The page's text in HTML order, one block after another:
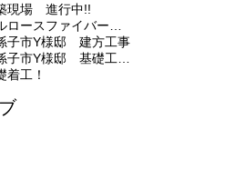
現場 進行中!!
スファイバー 現場見学できます！
子市Y様邸 建方工事
市Y様邸 基礎工事が終わりました
着工！